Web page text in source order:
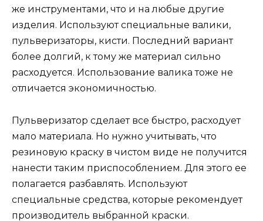
же инструментами, что и на любые другие
изделия. Используют специальные валики,
пульверизаторы, кисти. Последний вариант
более долгий, к тому же материал сильно
расходуется. Использование валика тоже не
отличается экономичностью.
Пульверизатор сделает все быстро, расходует
мало материала. Но нужно учитывать, что
резиновую краску в чистом виде не получится
нанести таким приспособлением. Для этого ее
полагается разбавлять. Используют
специальные средства, которые рекомендует
производитель выбранной краски.